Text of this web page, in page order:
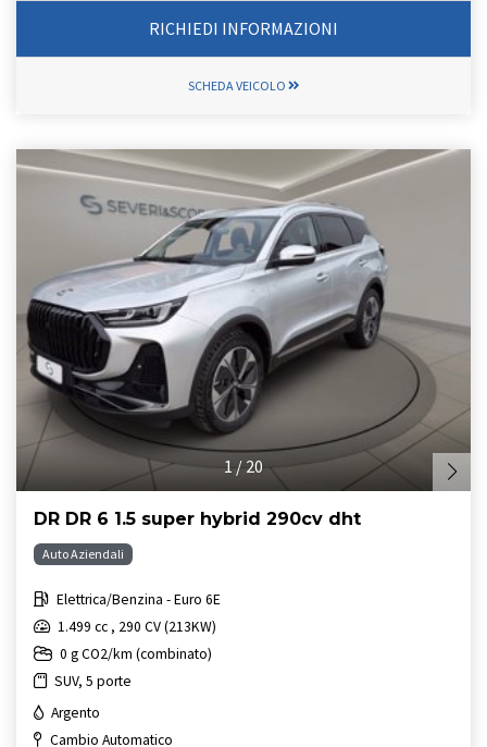
RICHIEDI INFORMAZIONI
SCHEDA VEICOLO
1 / 20
DR DR 6 1.5 super hybrid 290cv dht
Auto Aziendali
Elettrica/Benzina - Euro 6E
1.499 cc , 290 CV (213KW)
0 g CO2/km (combinato)
SUV, 5 porte
Argento
Cambio Automatico